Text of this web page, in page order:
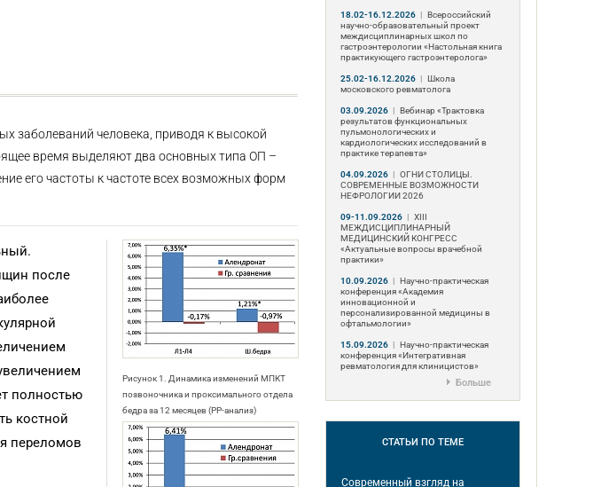
заболеваний человека, приводя к высокой
время выделяют два основных типа ОП –
его частоты к частоте всех возможных форм
Рисунок 1. Динамика изменений МПКТ
позвоночника и проксимального отдела
бедра за 12 месяцев (РР-анализ)
после
полностью
костной
переломов
18.02-16.12.2026 | Всероссийский
научно-образовательный проект
междисциплинарных школ по
гастроэнтерологии «Настольная книга
практикующего гастроэнтеролога»
25.02-16.12.2026 | Школа
московского ревматолога
03.09.2026 | Вебинар «Трактовка
результатов функциональных
пульмонологических и
кардиологических исследований в
практике терапевта»
04.09.2026 | ОГНИ СТОЛИЦЫ.
СОВРЕМЕННЫЕ ВОЗМОЖНОСТИ
НЕФРОЛОГИИ 2026
09-11.09.2026 | ХIII
МЕЖДИСЦИПЛИНАРНЫЙ
МЕДИЦИНСКИЙ КОНГРЕСС
«Актуальные вопросы врачебной
практики»
10.09.2026 | Научно-практическая
конференция «Академия
инновационной и
персонализированной медицины в
офтальмологии»
15.09.2026 | Научно-практическая
конференция «Интегративная
ревматология для клиницистов»
Больше
СТАТЬИ ПО ТЕМЕ
Современный взгляд на